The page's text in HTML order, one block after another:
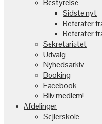
Bestyrelse
Sidste nyt
Referater
Referater
Sekretariatet
Udvalg
Nyhedsarkiv
Booking
Facebook
Bliv medlem!
Afdelinger
Sejlerskole